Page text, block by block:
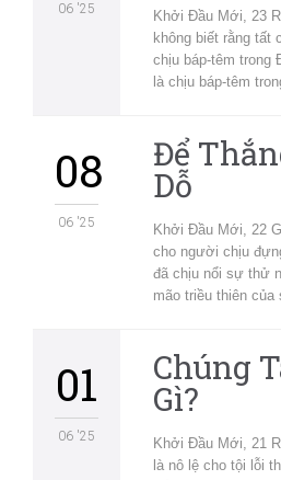
06 '25
Khởi Đầu Mới, 23
không biết rằng tất
chịu báp-têm trong
là chịu báp-têm
08
06 '25
Để
Dỗ
Khởi Đầu Mới, 22
cho người chịu
đã chịu nổi sự thử
mão triều thiên của
01
06 '25
Chúng
Gì?
Khởi Đầu Mới, 21
là nô lệ cho tội lỗi